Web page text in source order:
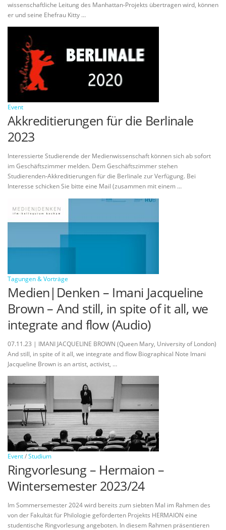
wissenschaftliche Leitung des Manhattan-Projekts übertragen wird, können
er und seine Ehefrau Kitty …
Event
Akkreditierungen für die Berlinale
2023
Interessierte Studierende der Medienwissenschaft können sich ab sofort
im Geschäftszimmer melden. Dem Geschäftszimmer stehen
Studierenden-Akkreditierungen für die Berlinale zur Verfügung. Bei
Interesse schicken Sie bitte eine Mail (zusammen mit einem …
Tagungen & Vorträge
Medien|Denken – Imani Jacqueline
Brown – And still, in spite of it all, we
integrate and flow (Audio)
07.11.23 | IMANI JACQUELINE BROWN (Queen Mary, University of London)
And still, in spite of it all, we integrate and flow Biographical Note Imani
Jacqueline Brown is an artist, activist, …
Event/Studium
Ringvorlesung – Hermaion –
Wintersemester 2023/24
Im Sommersemester 2024 wird bereits zum siebten Mal im Rahmen des
von der Fakultät für Philologie geförderten Projekts HERMAION eine
studentische Ringvorlesung angeboten. In diesem Rahmen präsentieren